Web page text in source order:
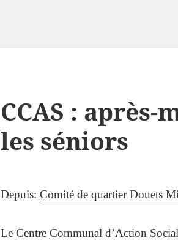
CCAS :
les séniors
Depuis:Comité de quartier Douets
Le Centre Communal d’Action